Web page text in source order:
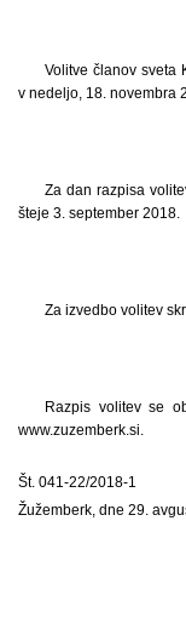
Volitve članov sveta
v nedeljo, 18. novembra
Za dan razpisa
šteje 3. september 2018.
Za izvedbo volitev
Razpis volitev se
www.zuzemberk.si.
Št. 041-22/2018-1
Žužemberk, dne 29.